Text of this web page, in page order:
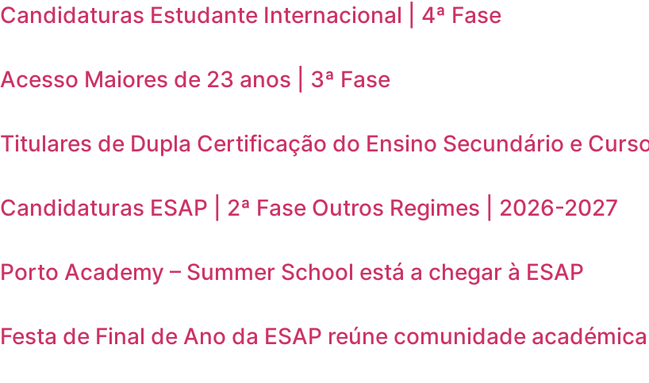
Candidaturas Estudante Internacional | 4ª Fase
Acesso Maiores de 23 anos | 3ª Fase
Titulares de Dupla Certificação do Ensino Secundário e
Candidaturas ESAP | 2ª Fase Outros Regimes | 2026-2027
Porto Academy – Summer School está a chegar à ESAP
Festa de Final de Ano da ESAP reúne comunidade